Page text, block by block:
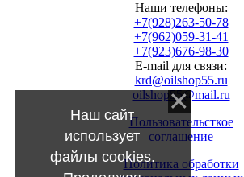
Наши телефоны:
+7(928)263-50-78
+7(962)059-31-41
+7(923)676-98-30
E-mail для связи:
krd@oilshop55.ru
oilshop55@mail.ru
Пользовательсткое
соглашение
Политика обработки
Наш сайт
использует
файлы cookies.